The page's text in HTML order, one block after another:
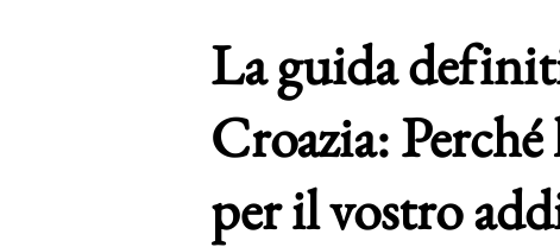
La guida
Croazia:
per il vostro